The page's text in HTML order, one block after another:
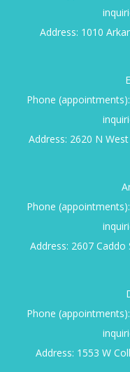
Address: 1010
Phone (appointments):
Address: 2620 N
Phone (appointments):
Address: 2607 Caddo
Phone (appointments):
Address: 1553 W